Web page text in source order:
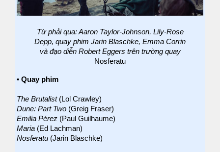
Từ phải qua: Aaron Taylor-Johnson, Lily-Rose
Depp, quay phim Jarin Blaschke, Emma Corrin
và đạo diễn Robert Eggers trên trường quay
Nosferatu
• Quay phim
The Brutalist(Lol Crawley)
Dune: Part Two (Greig Fraser)
Emilia Pérez (Paul Guilhaume)
Maria (Ed Lachman)
Nosferatu (Jarin Blaschke)